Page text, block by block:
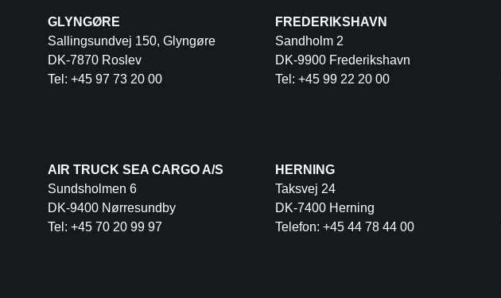
GLYNGØRE
Sallingsundvej 150, Glyngøre
DK-7870 Roslev
Tel: +45 97 73 20 00
FREDERIKSHAVN
Sandholm 2
DK-9900 Frederikshavn
Tel: +45 99 22 20 00
AIR TRUCK SEA CARGO A/S
Sundsholmen 6
DK-9400 Nørresundby
Tel: +45 70 20 99 97
HERNING
Taksvej 24
DK-7400 Herning
Telefon: +45 44 78 44 00